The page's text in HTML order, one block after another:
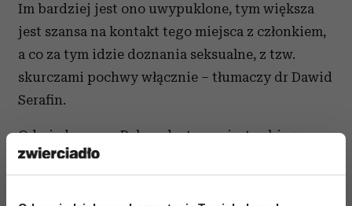
Im bardziej jest ono uwypuklone, tym większa
jest szansa na kontakt tego miejsca z członkiem,
a co za tym idzie doznania seksualne, z tzw.
skurczami pochwy włącznie – tłumaczy dr Dawid
Serafin.
Od niedawna w Polsce dostępny jest zabieg,
który umożliwia znaczne powiększenie tego